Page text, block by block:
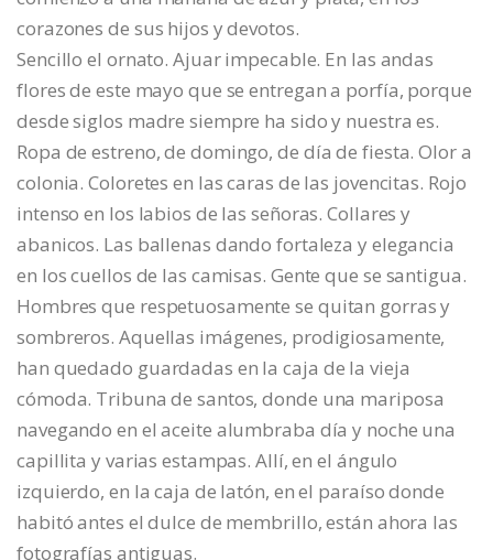
corazones de sus hijos y devotos.
Sencillo el ornato. Ajuar impecable. En las andas
flores de este mayo que se entregan a porfía, porque
desde siglos madre siempre ha sido y nuestra es.
Ropa de estreno, de domingo, de día de fiesta. Olor a
colonia. Coloretes en las caras de las jovencitas. Rojo
intenso en los labios de las señoras. Collares y
abanicos. Las ballenas dando fortaleza y elegancia
en los cuellos de las camisas. Gente que se santigua.
Hombres que respetuosamente se quitan gorras y
sombreros. Aquellas imágenes, prodigiosamente,
han quedado guardadas en la caja de la vieja
cómoda. Tribuna de santos, donde una mariposa
navegando en el aceite alumbraba día y noche una
capillita y varias estampas. Allí, en el ángulo
izquierdo, en la caja de latón, en el paraíso donde
habitó antes el dulce de membrillo, están ahora las
fotografías antiguas.